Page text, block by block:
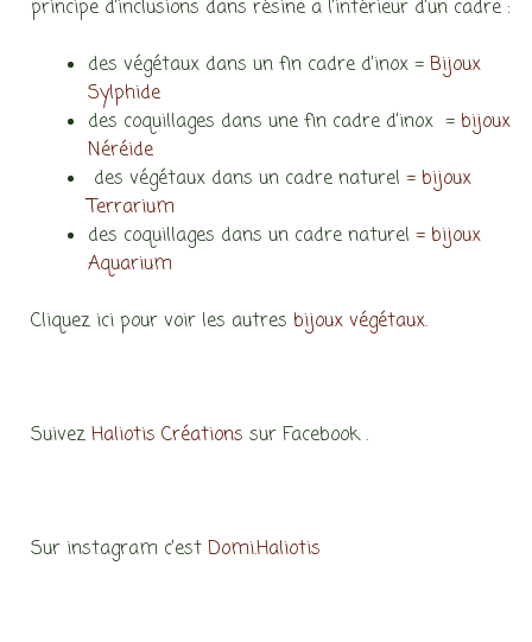
principe d’inclusions dans résine à l’intérieur d’un cadre :
des végétaux dans un fin cadre d’inox = Bijoux
Sylphide
des coquillages dans une fin cadre d’inox = bijoux
Néréide
des végétaux dans un cadre naturel= bijoux
Terrarium
des coquillages dans un cadre naturel= bijoux
Aquarium
Cliquez ici pour voir les autres bijoux végétaux.
SuivezHaliotis Créationssur Facebook .
Sur instagram c’estDomi.Haliotis